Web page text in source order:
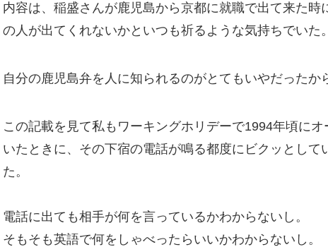
内容は、稲盛さんが鹿児島から京都に就職で出て来た時
の人が出てくれないかといつも祈るような気持ちでいた。
自分の鹿児島弁を人に知られるのがとてもいやだったか
この記載を見て私もワーキングホリデーで1994年頃に
いたときに、その下宿の電話が鳴る都度にビクッとして
た。
電話に出ても相手が何を言っているかわからないし。
そもそも英語で何をしゃべったらいいかわからないし。